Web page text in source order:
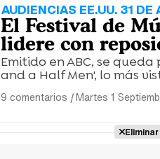
AUDIENCIAS EE.UU. 31 DE
El Festival de
lidere con
Emitido en ABC, se
and a Half Men', lo más
9 comentarios |Martes 1